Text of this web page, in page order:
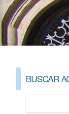
BUSCAR